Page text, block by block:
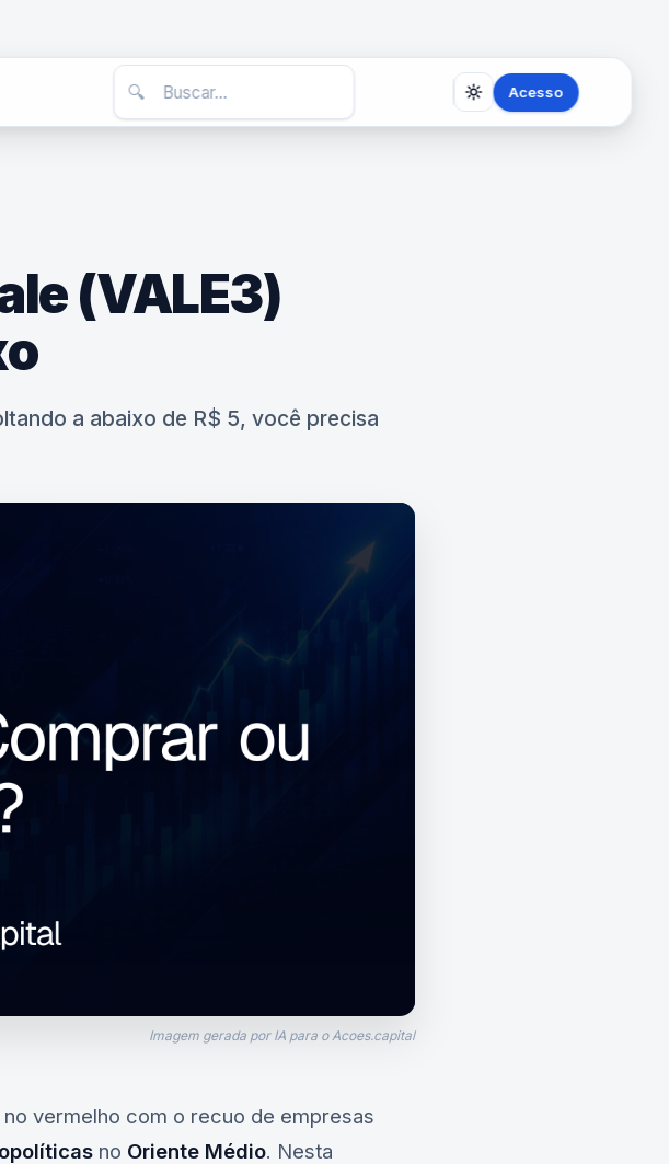
🔍 Acesso
(VALE3)
a abaixo de R$ 5, você precisa
Imagem gerada por IA para o Acoes.capital
vermelho com o recuo de empresas
no Oriente Médio. Nesta